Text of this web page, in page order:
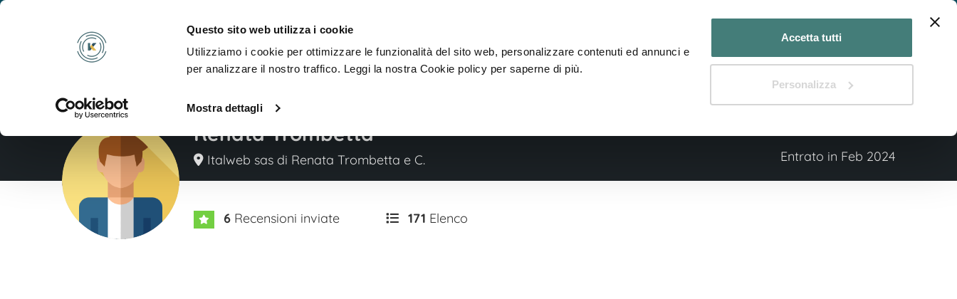
Questo sito web utilizza i cookie
Utilizziamo i cookie per ottimizzare le funzionalità del sito web, personalizzare contenuti ed annunci e
per analizzare il nostro traffico. Leggi la nostra Cookie policy per saperne di più.
Mostra dettagli
Accetta tutti
Personalizza
Cosa
Il Blog di DIAGNOSTIKA
Renata Trombetta
Italweb sas di Renata Trombetta e C. Entrato in Feb 2024
6 Recensioni inviate 171 Elenco